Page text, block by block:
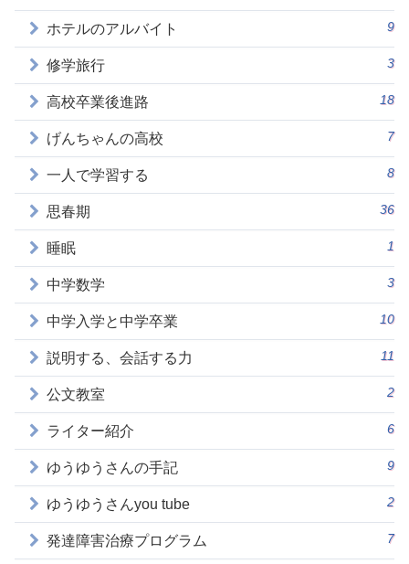
ホテルのアルバイト 9
修学旅行 3
高校卒業後進路 18
げんちゃんの高校 7
一人で学習する 8
思春期 36
睡眠 1
中学数学 3
中学入学と中学卒業 10
説明する、会話する力 11
公文教室 2
ライター紹介 6
ゆうゆうさんの手記 9
ゆうゆうさんyou tube 2
発達障害治療プログラム 7